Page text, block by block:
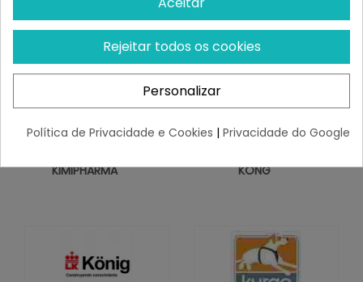
KIMIPHARMA KONG
Rejeitar todos os cookies
Personalizar
Política de Privacidade e Cookies | Privacidade do Google